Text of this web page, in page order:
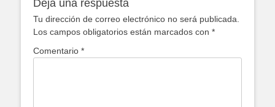
Deja una respuesta
Tu dirección de correo electrónico no será publicada.
Los campos obligatorios están marcados con *
Comentario *